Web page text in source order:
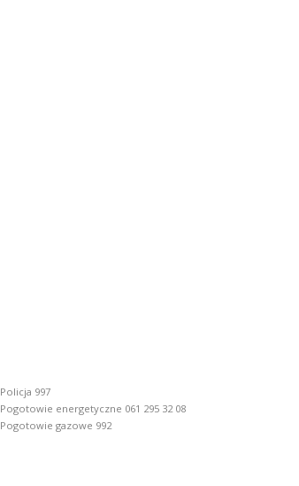
Policja 997
Pogotowie energetyczne 061 295 32 08
Pogotowie gazowe 992